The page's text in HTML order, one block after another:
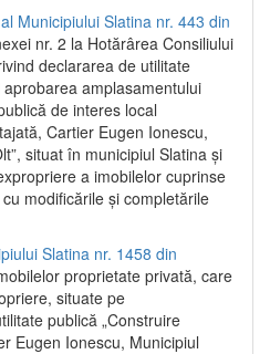
Municipiului Slatina nr. 443 din
nr. 2 la Hotărârea Consiliului
declararea de utilitate
amplasamentului
de interes local
Cartier Eugen Ionescu,
situat în municipiul Slatina şi
a imobilelor cuprinse
modificările şi completările
Slatina nr. 1458 din
proprietate privată, care
situate pe
publică „Construire
Eugen Ionescu, Municipiul